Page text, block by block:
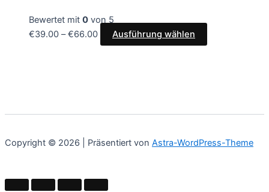
Bewertet mit 0 von 5
€39.00 –€66.00 Ausführung wählen
Copyright © 2026 | Präsentiert von Astra-WordPress-Theme